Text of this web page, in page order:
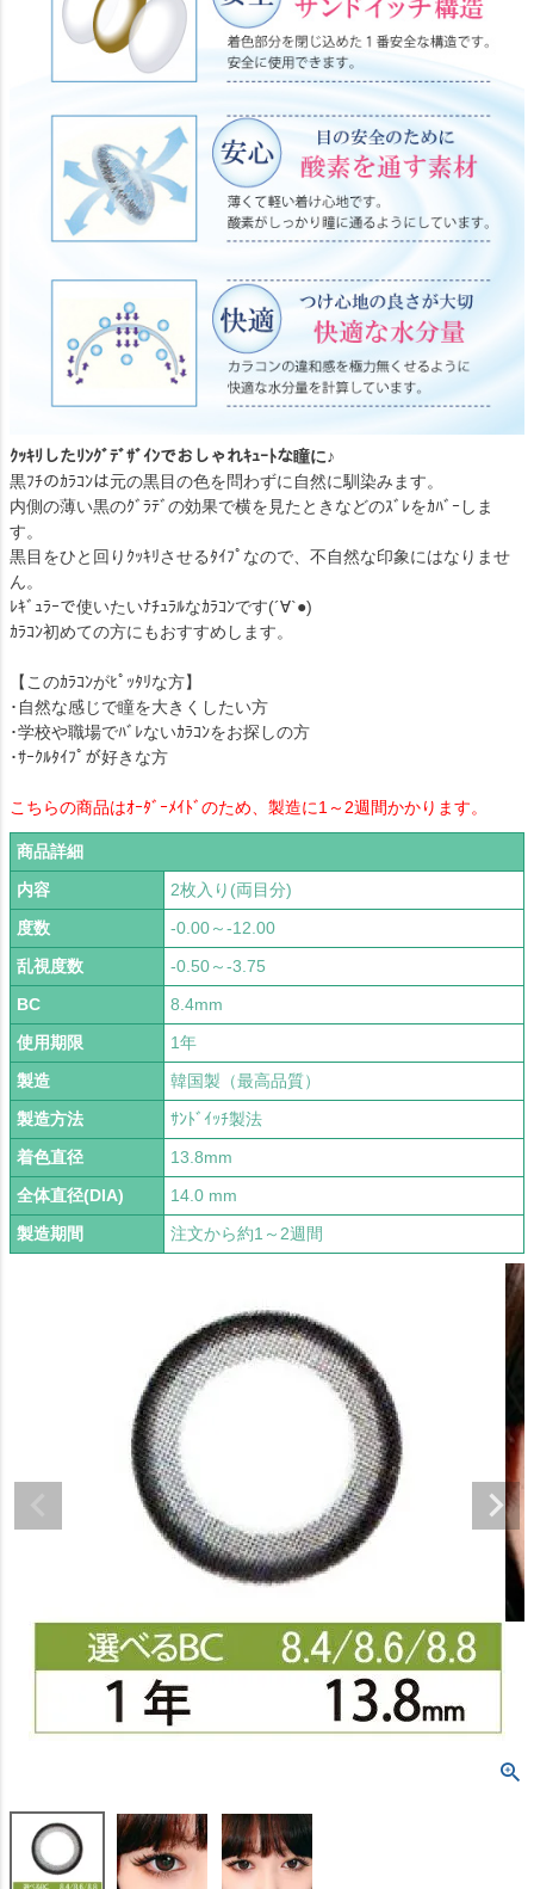
ｸｯｷﾘしたﾘﾝｸﾞﾃﾞｻﾞｲﾝでおしゃれｷｭｰﾄな瞳に♪
黒ﾌﾁのｶﾗｺﾝは元の黒目の色を問わずに自然に馴染みます。
内側の薄い黒のｸﾞﾗﾃﾞの効果で横を見たときなどのｽﾞﾚをｶﾊﾞｰしま
す。
黒目をひと回りｸｯｷﾘさせるﾀｲﾌﾟなので、不自然な印象にはなりませ
ん。
ﾚｷﾞｭﾗｰで使いたいﾅﾁｭﾗﾙなｶﾗｺﾝです(´∀`●)
ｶﾗｺﾝ初めての方にもおすすめします。
【このｶﾗｺﾝがﾋﾟｯﾀﾘな方】
･自然な感じで瞳を大きくしたい方
･学校や職場でﾊﾞﾚないｶﾗｺﾝをお探しの方
･ｻｰｸﾙﾀｲﾌﾟが好きな方
こちらの商品はｵｰﾀﾞｰﾒｲﾄﾞのため、製造に1～2週間かかります。
商品詳細
内容
2枚入り(両目分)
度数
-0.00～-12.00
乱視度数
-0.50～-3.75
BC
8.4mm
使用期限
1年
製造
韓国製（最高品質）
製造方法
ｻﾝﾄﾞｲｯﾁ製法
着色直径
13.8mm
全体直径(DIA)
14.0 mm
製造期間
注文から約1～2週間